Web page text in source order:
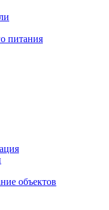
питания
объектов